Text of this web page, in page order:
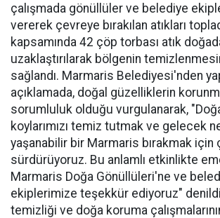
çalışmada gönüllüler ve belediye
vererek çevreye bırakılan atıkları
kapsamında 42 çöp torbası atık
uzaklaştırılarak bölgenin
sağlandı. Marmaris Belediyesi'nden
açıklamada, doğal güzelliklerin
sorumluluk olduğu vurgulanarak,
koylarımızı temiz tutmak ve gelecek
yaşanabilir bir Marmaris bırakmak için
sürdürüyoruz. Bu anlamlı etkinlikte
Marmaris Doğa Gönüllüleri'ne ve
ekiplerimize teşekkür ediyoruz"
temizliği ve doğa koruma